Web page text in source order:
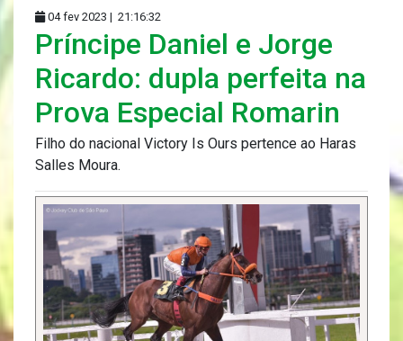
04 fev 2023 | 21:16:32
Príncipe Daniel e Jorge
Ricardo: dupla perfeita na
Prova Especial Romarin
Filho do nacional Victory Is Ours pertence ao Haras
Salles Moura.